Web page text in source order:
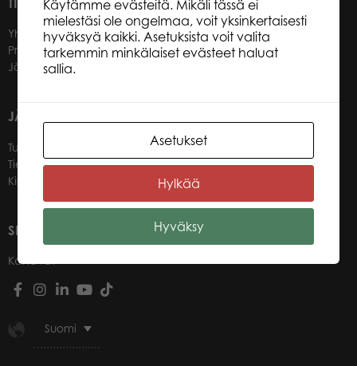
TIETOA MEISTÄ
Yhteystiedot
Promotuotteet
Jälleenmyyjät
JÄLLEENMYYJILLEMME
Tule jälleenmyyjäksi
Tietoa jälleenmyyjille
Kirjaudu verkkokauppaan
SEURAA MEITÄ
Kanavat
Suomi
Käytämme evästeitä. Mikäli tässä ei
mielestäsi ole ongelmaa, voit yksinkertaisesti
hyväksyä kaikki. Asetuksista voit valita
tarkemmin minkälaiset evästeet haluat
sallia.
Asetukset
Hylkää
Hyväksy